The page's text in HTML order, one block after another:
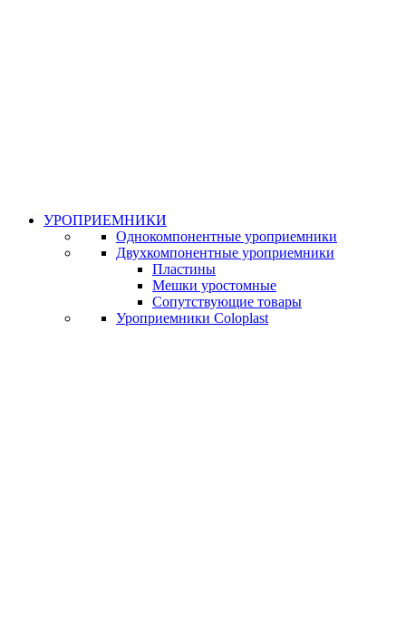
УРОПРИЕМНИКИ
Однокомпонентные уроприемники
Двухкомпонентные уроприемники
Пластины
Мешки уростомные
Сопутствующие товары
Уроприемники Coloplast